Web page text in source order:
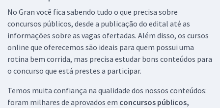
No Gran você fica sabendo tudo o que precisa sobre
concursos públicos, desde a publicação do edital até as
informações sobre as vagas ofertadas. Além disso, os cursos
online que oferecemos são ideais para quem possui uma
rotina bem corrida, mas precisa estudar bons conteúdos para
o concurso que está prestes a participar.
Temos muita confiança na qualidade dos nossos conteúdos:
foram milhares de aprovados em concursos públicos,